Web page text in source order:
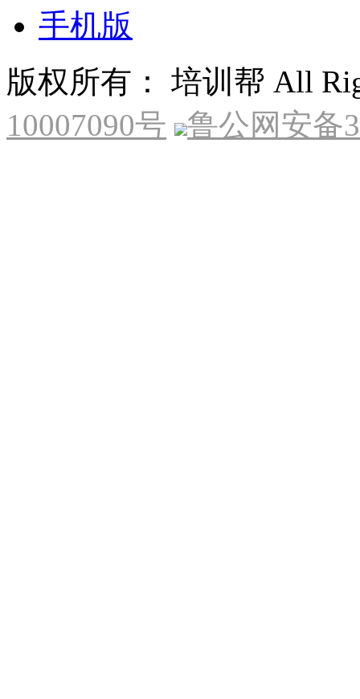
手机版
版权所有： 培训帮 All
10007090号
鲁公网安备